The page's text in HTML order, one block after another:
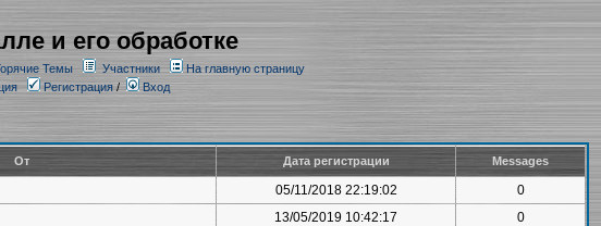
и его обработке
Темы Участники
На главную страницу
Регистрация/ Вход
От Дата регистрации Messages
05/11/2018 22:19:02
0
13/05/2019 10:42:17
0